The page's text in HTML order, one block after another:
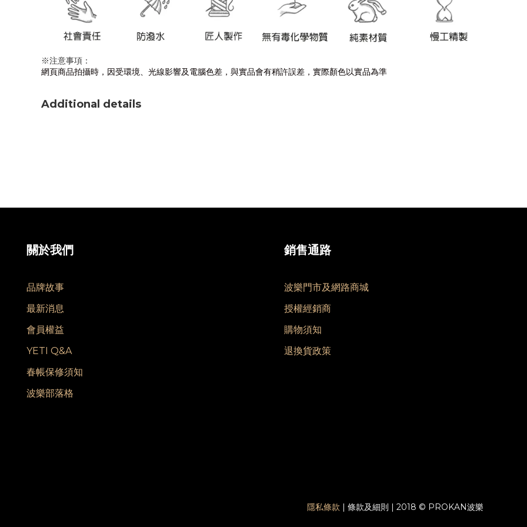
※注意事項：
網頁商品拍攝時，因受環境、光線影響及電腦色差，與實品會有稍許誤差，實際顏色以實品為準
Additional details
關於我們
品牌故事
最新消息
會員權益
YETI Q&A
春帳保修須知
波樂部落格
銷售通路
波樂門市及網路商城
授權經銷商
購物須知
退換貨政策
隱私條款 | 條款及細則 | 2018 © PROKAN波樂